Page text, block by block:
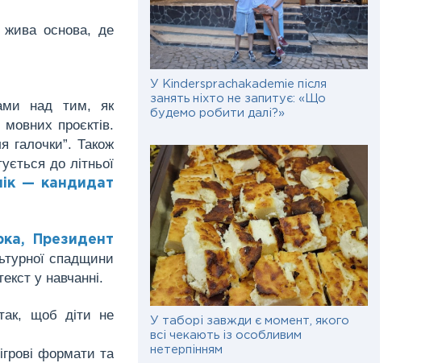
У Kindersprachakademie після
занять ніхто не запитує: «Що
будемо робити далі?»
У таборі завжди є момент, якого
всі чекають із особливим
нетерпінням
жива основа, де
над тим, як
проєктів.
галочки”. Також
до літньої
— кандидат
Президент
спадщини
у навчанні.
щоб діти не
формати та